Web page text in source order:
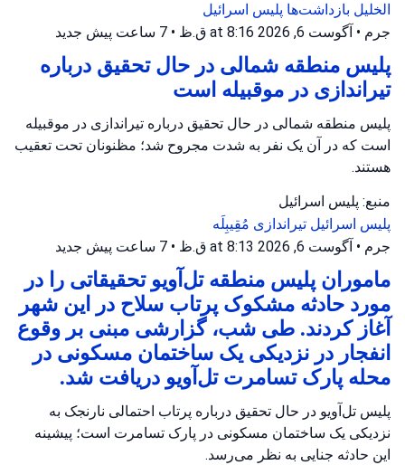
الخلیل بازداشت‌ها پلیس اسرائیل
جرم • آگوست 6, 2026 at 8:16 ق.ظ • 7 ساعت پیش جدید
پلیس منطقه شمالی در حال تحقیق درباره
تیراندازی در موقبیله است
پلیس منطقه شمالی در حال تحقیق درباره تیراندازی در موقبیله
است که در آن یک نفر به شدت مجروح شد؛ مظنونان تحت تعقیب
هستند.
منبع: پلیس اسرائیل
پلیس اسرائیل تیراندازی مُقِیبِلَه
جرم • آگوست 6, 2026 at 8:13 ق.ظ • 7 ساعت پیش جدید
ماموران پلیس منطقه تل‌آویو تحقیقاتی را در
مورد حادثه مشکوک پرتاب سلاح در این شهر
آغاز کردند. طی شب، گزارشی مبنی بر وقوع
انفجار در نزدیکی یک ساختمان مسکونی در
محله پارک تسامرت تل‌آویو دریافت شد.
پلیس تل‌آویو در حال تحقیق درباره پرتاب احتمالی نارنجک به
نزدیکی یک ساختمان مسکونی در پارک تسامرت است؛ پیشینه
این حادثه جنایی به نظر می‌رسد.